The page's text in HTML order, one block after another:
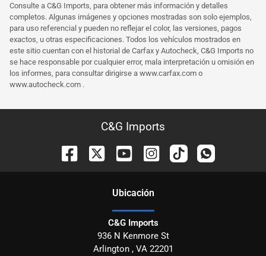
Consulte a C&G Imports, para obtener más información y detalles
completos. Algunas imágenes y opciones mostradas son solo ejemplos,
para uso referencial y pueden no reflejar el color, las versiones, pagos
exactos, u otras especificaciones. Todos los vehículos mostrados en
este sitio cuentan con el historial de Carfax y Autocheck, C&G Imports no
se hace responsable por cualquier error, mala interpretación u omisión en
los informes, para consultar dirigirse a www.carfax.com o
www.autocheck.com .
C&G Imports
Ubicación
C&G Imports
936 N Kenmore St
Arlington, VA 22201